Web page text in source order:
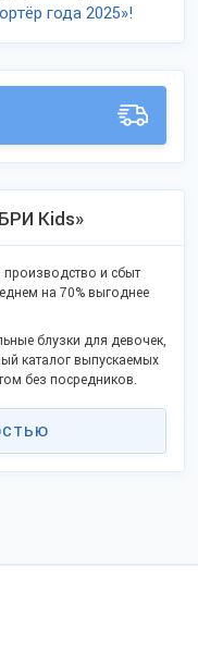
года 2025»!
Kids»
и сбыт
на 70% выгоднее
блузки для девочек,
каталог выпускаемых
без посредников.
условиям, не
соответствующие